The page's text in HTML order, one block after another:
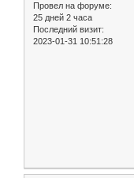
Провел на форуме:
25 дней 2 часа
Последний визит:
2023-01-31 10:51:28